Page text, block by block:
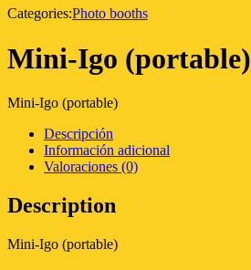
Categories:Photo booths
Mini-Igo (portable)
Mini-Igo (portable)
Descripción
Información adicional
Valoraciones (0)
Description
Mini-Igo (portable)